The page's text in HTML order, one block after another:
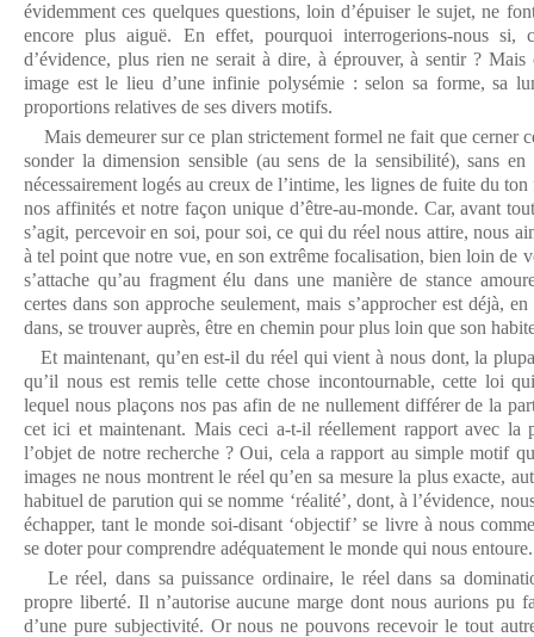
évidemment ces quelques questions, loin d’épuiser le sujet, ne
encore plus aiguë. En effet, pourquoi interrogerions-nous si,
d’évidence, plus rien ne serait à dire, à éprouver, à sentir ? Mais
image est le lieu d’une infinie polysémie : selon sa forme, sa
proportions relatives de ses divers motifs.
Mais demeurer sur ce plan strictement formel ne fait que cerner
sonder la dimension sensible (au sens de la sensibilité), sans en
nécessairement logés au creux de l’intime, les lignes de fuite du
nos affinités et notre façon unique d’être-au-monde. Car, avant
s’agit, percevoir en soi, pour soi, ce qui du réel nous attire, nous
à tel point que notre vue, en son extrême focalisation, bien loin de
s’attache qu’au fragment élu dans une manière de stance
certes dans son approche seulement, mais s’approcher est déjà,
dans, se trouver auprès, être en chemin pour plus loin que son
Et maintenant, qu’en est-il du réel qui vient à nous dont, la
qu’il nous est remis telle cette chose incontournable, cette loi
lequel nous plaçons nos pas afin de ne nullement différer de la
cet ici et maintenant. Mais ceci a-t-il réellement rapport avec la
l’objet de notre recherche ? Oui, cela a rapport au simple motif
images ne nous montrent le réel qu’en sa mesure la plus exacte,
habituel de parution qui se nomme ‘réalité’, dont, à l’évidence,
échapper, tant le monde soi-disant ‘objectif’ se livre à nous
se doter pour comprendre adéquatement le monde qui nous entoure.
Le réel, dans sa puissance ordinaire, le réel dans sa
propre liberté. Il n’autorise aucune marge dont nous aurions pu
d’une pure subjectivité. Or nous ne pouvons recevoir le tout